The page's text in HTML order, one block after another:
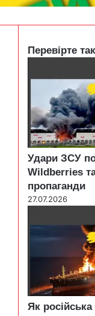
Перевірте
Удари ЗСУ по
Wildberries та
пропаганди
27.07.2026
Як